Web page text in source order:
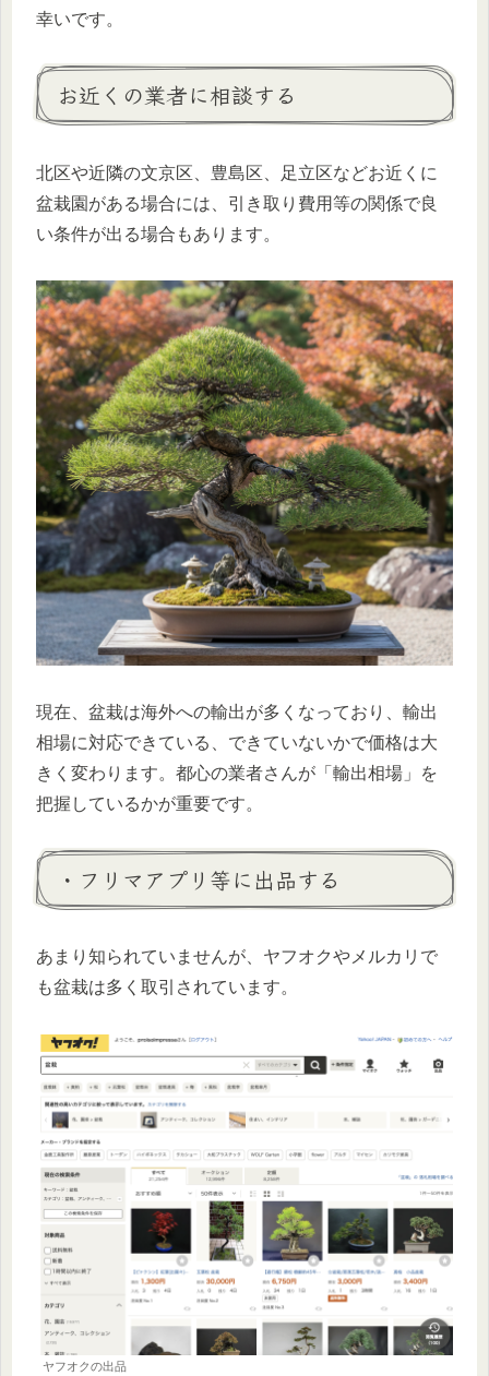
幸いです。
お近くの業者に相談する
北区や近隣の文京区、豊島区、足立区などお近くに
盆栽園がある場合には、引き取り費用等の関係で良
い条件が出る場合もあります。
現在、盆栽は海外への輸出が多くなっており、輸出
相場に対応できている、できていないかで価格は大
きく変わります。都心の業者さんが「輸出相場」を
把握しているかが重要です。
・フリマアプリ等に出品する
あまり知られていませんが、ヤフオクやメルカリで
も盆栽は多く取引されています。
ヤフオクの出品